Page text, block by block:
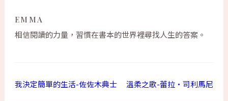
EMMA
相信閱讀的力量，習慣在書本的世界裡尋找人生的答案。
我決定簡單的生活-佐佐木典士 溫柔之歌-蕾拉•司利馬尼